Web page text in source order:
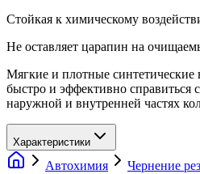
Стойкая к химическому
Не оставляет царапин на
Мягкие и плотные
быстро и эффективно справиться
наружной и внутренней частях
Характеристики
Автохимия
Чернение